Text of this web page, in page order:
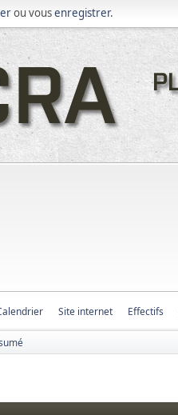
ou vousenregistrer.
Site internet Effectifs